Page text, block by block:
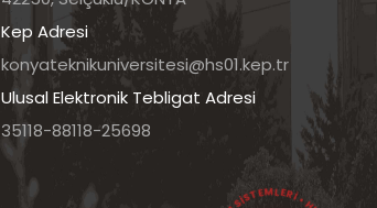
Kep Adresi
konyateknikuniversitesi@hs01.kep.tr
Ulusal Elektronik Tebligat Adresi
35118-88118-25698